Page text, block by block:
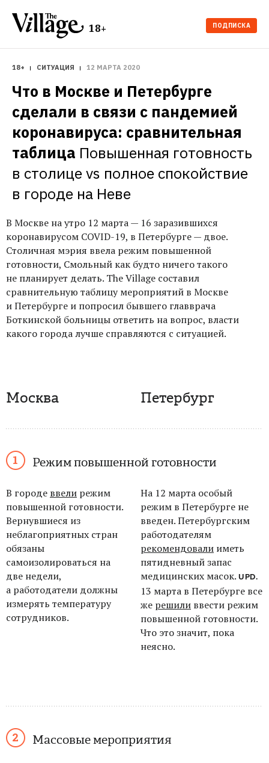
18+ ПОДПИСКА
18+ СИТУАЦИЯ 12 МАРТА 2020
Что в Москве и Петербурге
сделали в связи с пандемией
коронавируса: сравнительная
таблица Повышенная готовность
в столице vs полное спокойствие
в городе на Неве
В Москве на утро 12 марта — 16 заразившихся
коронавирусом COVID-19, в Петербурге — двое.
Столичная мэрия ввела режим повышенной
готовности, Смольный как будто ничего такого
не планирует делать. The Village составил
сравнительную таблицу мероприятий в Москве
и Петербурге и попросил бывшего главврача
Боткинской больницы ответить на вопрос, власти
какого города лучше справляются с ситуацией.
Москва Петербург
Режим повышенной готовности
В городе ввели режим
повышенной готовности.
Вернувшиеся из
неблагоприятных стран
обязаны
самоизолироваться на
две недели,
а работодатели должны
измерять температуру
сотрудников.
На 12 марта особый
режим в Петербурге не
введен. Петербургским
работодателям
рекомендовали иметь
пятидневный запас
медицинских масок. UPD.
13 марта в Петербурге все
же решили ввести режим
повышенной готовности.
Что это значит, пока
неясно.
Массовые мероприятия